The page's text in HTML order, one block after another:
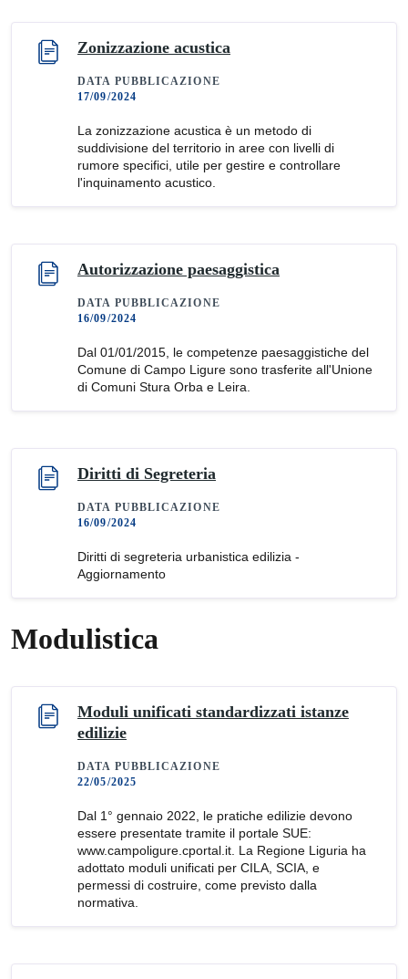
Zonizzazione acustica
DATA PUBBLICAZIONE
17/09/2024
La zonizzazione acustica è un metodo di
suddivisione del territorio in aree con livelli di
rumore specifici, utile per gestire e controllare
l'inquinamento acustico.
Autorizzazione paesaggistica
DATA PUBBLICAZIONE
16/09/2024
Dal 01/01/2015, le competenze paesaggistiche del
Comune di Campo Ligure sono trasferite all'Unione
di Comuni Stura Orba e Leira.
Diritti di Segreteria
DATA PUBBLICAZIONE
16/09/2024
Diritti di segreteria urbanistica edilizia -
Aggiornamento
Modulistica
Moduli unificati standardizzati istanze
edilizie
DATA PUBBLICAZIONE
22/05/2025
Dal 1° gennaio 2022, le pratiche edilizie devono
essere presentate tramite il portale SUE:
www.campoligure.cportal.it. La Regione Liguria ha
adottato moduli unificati per CILA, SCIA, e
permessi di costruire, come previsto dalla
normativa.